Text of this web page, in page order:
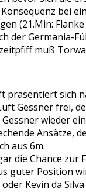
bei
(21.Min:
der
muß
präsentiert sich
Gessner frei,
wieder
Ansätze,
aus 6m.
die Chance
guter Position
Kevin da